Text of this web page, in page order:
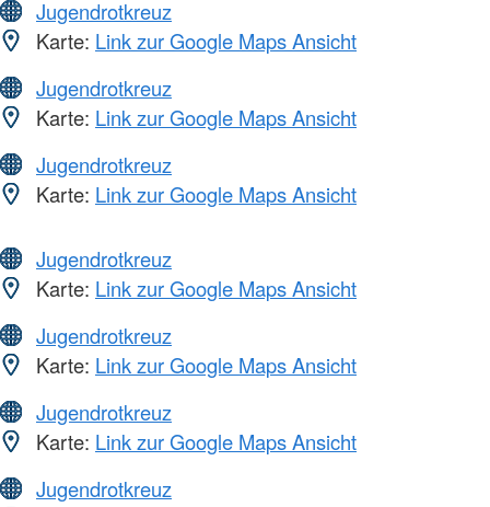
Jugendrotkreuz
Karte: Link zur Google Maps Ansicht
Jugendrotkreuz
Karte: Link zur Google Maps Ansicht
Jugendrotkreuz
Karte: Link zur Google Maps Ansicht
Jugendrotkreuz
Karte: Link zur Google Maps Ansicht
Jugendrotkreuz
Karte: Link zur Google Maps Ansicht
Jugendrotkreuz
Karte: Link zur Google Maps Ansicht
Jugendrotkreuz